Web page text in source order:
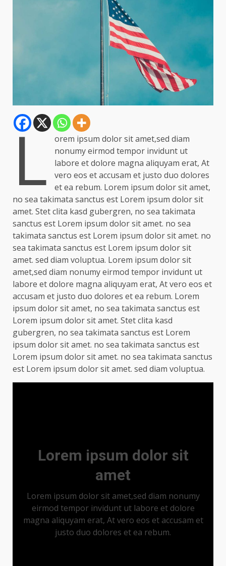
L
orem ipsum dolor sit amet,sed diam
nonumy eirmod tempor invidunt ut
labore et dolore magna aliquyam erat, At
vero eos et accusam et justo duo dolores
et ea rebum. Lorem ipsum dolor sit amet,
no sea takimata sanctus est Lorem ipsum dolor sit
amet. Stet clita kasd gubergren, no sea takimata
sanctus est Lorem ipsum dolor sit amet. no sea
takimata sanctus est Lorem ipsum dolor sit amet. no
sea takimata sanctus est Lorem ipsum dolor sit
amet. sed diam voluptua. Lorem ipsum dolor sit
amet,sed diam nonumy eirmod tempor invidunt ut
labore et dolore magna aliquyam erat, At vero eos et
accusam et justo duo dolores et ea rebum. Lorem
ipsum dolor sit amet, no sea takimata sanctus est
Lorem ipsum dolor sit amet. Stet clita kasd
gubergren, no sea takimata sanctus est Lorem
ipsum dolor sit amet. no sea takimata sanctus est
Lorem ipsum dolor sit amet. no sea takimata sanctus
est Lorem ipsum dolor sit amet. sed diam voluptua.
Lorem ipsum dolor sit
amet
Lorem ipsum dolor sit amet,sed diam nonumy
eirmod tempor invidunt ut labore et dolore
magna aliquyam erat, At vero eos et accusam et
justo duo dolores et ea rebum.